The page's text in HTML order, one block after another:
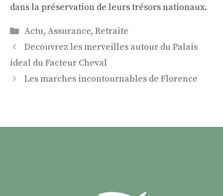
dans la préservation de leurs trésors nationaux.
Catégories
Actu, Assurance, Retraite
Decouvrez les merveilles autour du Palais
ideal du Facteur Cheval
Les marches incontournables de Florence